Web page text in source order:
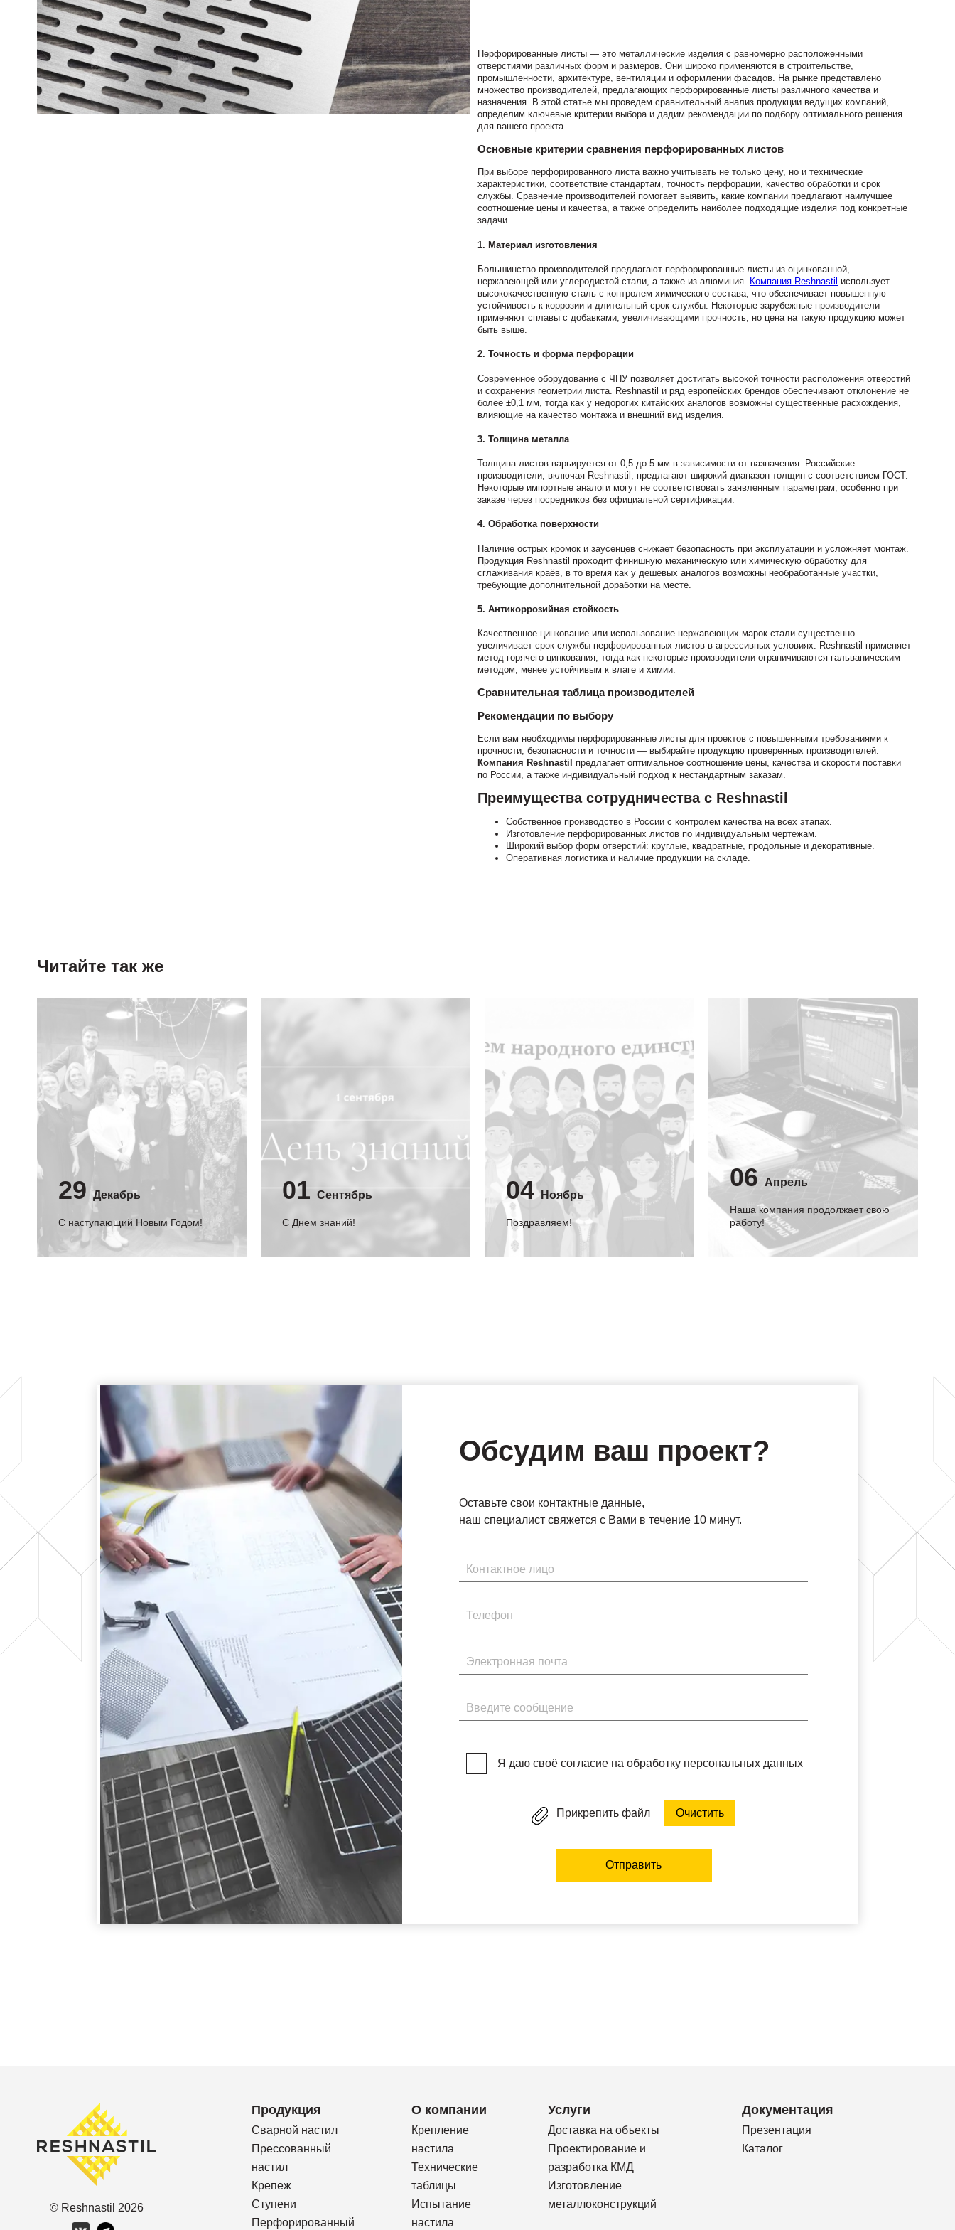
Перфорированные листы — это металлические изделия с равномерно расположенными
отверстиями различных форм и размеров. Они широко применяются в строительстве,
промышленности, архитектуре, вентиляции и оформлении фасадов. На рынке представлено
множество производителей, предлагающих перфорированные листы различного качества и
назначения. В этой статье мы проведем сравнительный анализ продукции ведущих компаний,
определим ключевые критерии выбора и дадим рекомендации по подбору оптимального решения
для вашего проекта.
Основные критерии сравнения перфорированных листов
При выборе перфорированного листа важно учитывать не только цену, но и технические
характеристики, соответствие стандартам, точность перфорации, качество обработки и срок
службы. Сравнение производителей помогает выявить, какие компании предлагают наилучшее
соотношение цены и качества, а также определить наиболее подходящие изделия под конкретные
задачи.
1. Материал изготовления
Большинство производителей предлагают перфорированные листы из оцинкованной,
нержавеющей или углеродистой стали, а также из алюминия.
Компания Reshnastil использует
высококачественную сталь с контролем химического состава, что обеспечивает повышенную
устойчивость к коррозии и длительный срок службы. Некоторые зарубежные производители
применяют сплавы с добавками, увеличивающими прочность, но цена на такую продукцию может
быть выше.
2. Точность и форма перфорации
Современное оборудование с ЧПУ позволяет достигать высокой точности расположения отверстий
и сохранения геометрии листа. Reshnastil и ряд европейских брендов обеспечивают отклонение не
более ±0,1 мм, тогда как у недорогих китайских аналогов возможны существенные расхождения,
влияющие на качество монтажа и внешний вид изделия.
3. Толщина металла
Толщина листов варьируется от 0,5 до 5 мм в зависимости от назначения. Российские
производители, включая Reshnastil, предлагают широкий диапазон толщин с соответствием ГОСТ.
Некоторые импортные аналоги могут не соответствовать заявленным параметрам, особенно при
заказе через посредников без официальной сертификации.
4. Обработка поверхности
Наличие острых кромок и заусенцев снижает безопасность при эксплуатации и усложняет монтаж.
Продукция Reshnastil проходит финишную механическую или химическую обработку для
сглаживания краёв, в то время как у дешевых аналогов возможны необработанные участки,
требующие дополнительной доработки на месте.
5. Антикоррозийная стойкость
Качественное цинкование или использование нержавеющих марок стали существенно
увеличивает срок службы перфорированных листов в агрессивных условиях. Reshnastil применяет
метод горячего цинкования, тогда как некоторые производители ограничиваются гальваническим
методом, менее устойчивым к влаге и химии.
Сравнительная таблица производителей
Рекомендации по выбору
Если вам необходимы перфорированные листы для проектов с повышенными требованиями к
прочности, безопасности и точности — выбирайте продукцию проверенных производителей.
Компания Reshnastil
предлагает оптимальное соотношение цены, качества и скорости поставки
по России, а также индивидуальный подход к нестандартным заказам.
Преимущества сотрудничества с Reshnastil
Собственное производство в России с контролем качества на всех этапах.
Изготовление перфорированных листов по индивидуальным чертежам.
Широкий выбор форм отверстий: круглые, квадратные, продольные и декоративные.
Оперативная логистика и наличие продукции на складе.
Читайте так же
29 Декабрь
С наступающий Новым Годом!
01 Сентябрь
C Днем знаний!
04 Ноябрь
Поздравляем!
06 Апрель
Наша компания продолжает свою
работу!
Обсудим ваш проект?
Оставьте свои контактные данные,
наш специалист свяжется с Вами в течение 10 минут.
Имя
Телефон
Электронная почта
Введите сообщение
Я даю своё согласие на обработку персональных данных
Прикрепить файл Очистить
Отправить
© Reshnastil 2026
Продукция
Сварной настил
Прессованный
настил
Крепеж
Ступени
Перфорированный
О компании
Крепление
настила
Технические
таблицы
Испытание
настила
Услуги
Доставка на объекты
Проектирование и
разработка КМД
Изготовление
металлоконструкций
Документация
Презентация
Каталог